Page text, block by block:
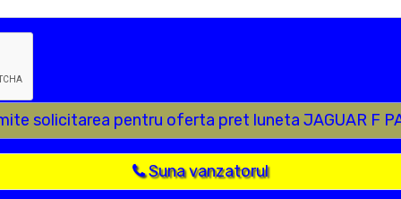
solicitarea pentru oferta pret luneta JAGUAR F
Suna vanzatorul